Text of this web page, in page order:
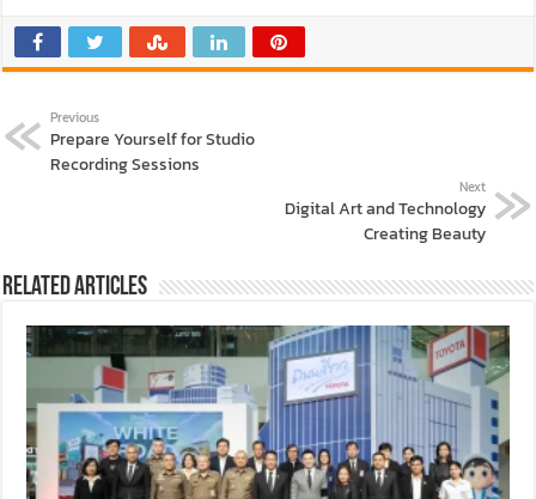
Previous
Prepare Yourself for Studio
Recording Sessions
Next
Digital Art and Technology
Creating Beauty
Related Articles